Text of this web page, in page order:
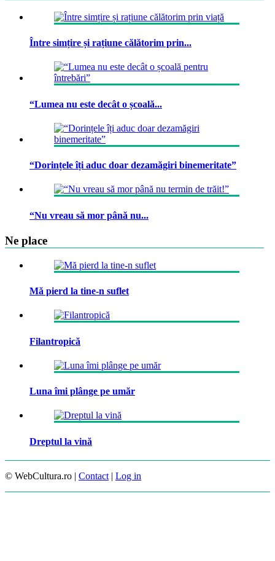
Între simțire și rațiune călătorim prin...
“Lumea nu este decât o școală...
“Dorințele îți aduc doar dezamăgiri binemeritate”
“Nu vreau să mor până nu...
Ne place
Mă pierd la tine-n suflet
Filantropică
Luna îmi plânge pe umăr
Dreptul la vină
© WebCultura.ro | Contact | Log in